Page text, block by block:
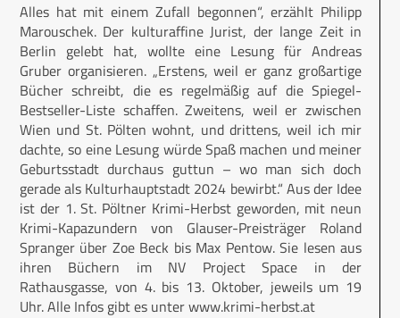
Alles hat mit einem Zufall begonnen“, erzählt Philipp
Marouschek. Der kulturaffine Jurist, der lange Zeit in
Berlin gelebt hat, wollte eine Lesung für Andreas
Gruber organisieren. „Erstens, weil er ganz großartige
Bücher schreibt, die es regelmäßig auf die Spiegel-
Bestseller-Liste schaffen. Zweitens, weil er zwischen
Wien und St. Pölten wohnt, und drittens, weil ich mir
dachte, so eine Lesung würde Spaß machen und meiner
Geburtsstadt durchaus guttun – wo man sich doch
gerade als Kulturhauptstadt 2024 bewirbt.“ Aus der Idee
ist der 1. St. Pöltner Krimi-Herbst geworden, mit neun
Krimi-Kapazundern von Glauser-Preisträger Roland
Spranger über Zoe Beck bis Max Pentow. Sie lesen aus
ihren Büchern im NV Project Space in der
Rathausgasse, von 4. bis 13. Oktober, jeweils um 19
Uhr. Alle Infos gibt es unter www.krimi-herbst.at